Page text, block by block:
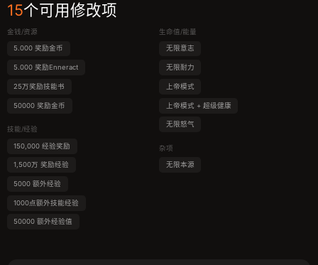
15个可用修改项
金钱/资源
5.000 奖励金币
5.000 奖励Enneract
25万奖励技能书
50000 奖励金币
技能/经验
150,000 经验奖励
1,500万 奖励经验
5000 额外经验
1000点额外技能经验
50000 额外经验值
生命值/能量
无限意志
无限耐力
上帝模式
上帝模式 + 超级健康
无限怒气
杂项
无限本源